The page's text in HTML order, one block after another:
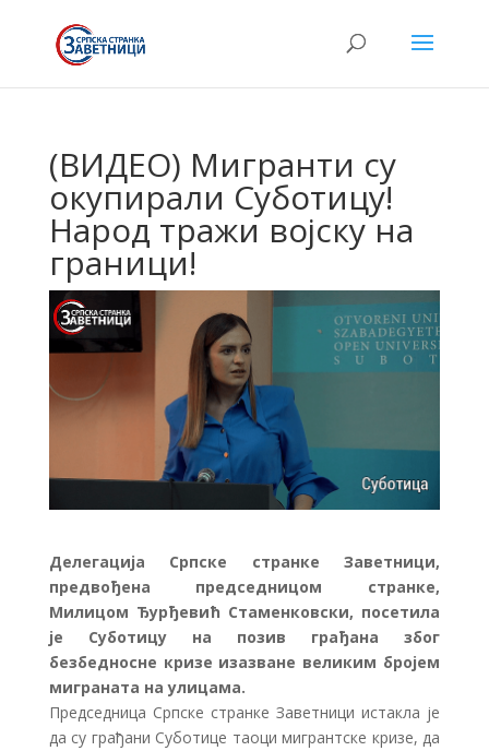
(ВИДЕО) Мигранти су
окупирали Суботицу!
Народ тражи војску на
граници!
Делегација Српске странке Заветници,
предвођена председницом странке,
Милицом Ђурђевић Стаменковски, посетила
је Суботицу на позив грађана због
безбедносне кризе изазване великим бројем
миграната на улицама.
Председница Српске странке Заветници истакла је
да су грађани Суботице таоци мигрантске кризе, да